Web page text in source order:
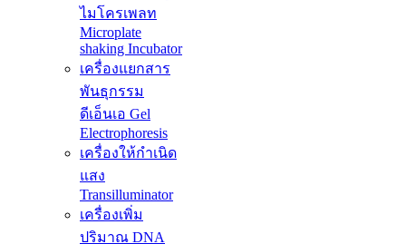
ไมโครเพลท
Microplate
shaking Incubator
เครื่องแยกสาร
พันธุกรรม
ดีเอ็นเอ Gel
Electrophoresis
เครื่องให้กำเนิด
แสง
Transilluminator
เครื่องเพิ่ม
ปริมาณ DNA